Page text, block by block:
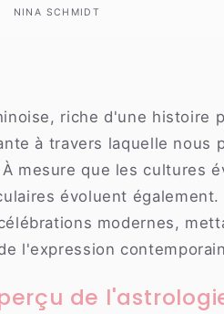
NINA SCHMIDT
riche d'une histoire
à travers laquelle nous
mesure que les cultures
évoluent
modernes,
l'expression
de